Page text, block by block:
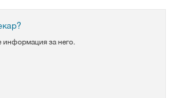
информация за него.